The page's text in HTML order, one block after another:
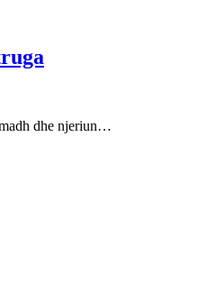
dhe njeriun…